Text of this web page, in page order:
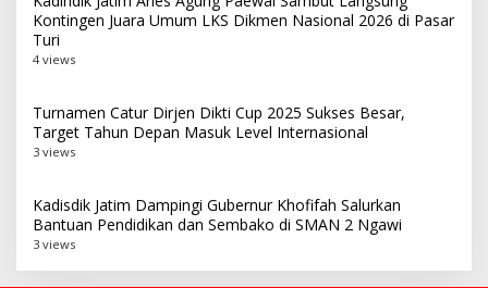
Kontingen Juara Umum LKS Dikmen Nasional 2026 di Pasar
Turi
4 views
Turnamen Catur Dirjen Dikti Cup 2025 Sukses Besar,
Target Tahun Depan Masuk Level Internasional
3 views
Kadisdik Jatim Dampingi Gubernur Khofifah Salurkan
Bantuan Pendidikan dan Sembako di SMAN 2 Ngawi
3 views